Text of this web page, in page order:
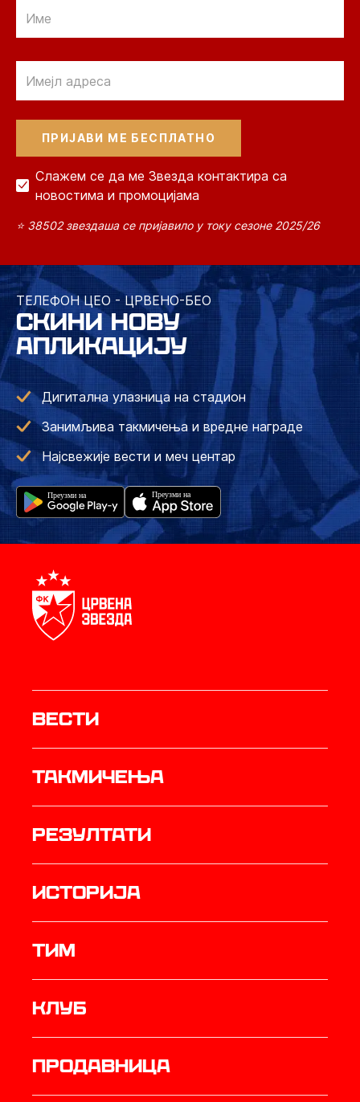
Слажем се да ме Звезда контактира са
новостима и промоцијама
⭐ 38502 звездаша се пријавило у току сезоне 2025/26
ТЕЛЕФОН ЦЕО - ЦРВЕНО-БЕО
СКИНИ НОВУ
АПЛИКАЦИЈУ
Дигитална улазница на стадион
Занимљива такмичења и вредне награде
Најсвежије вести и меч центар
Вести
Такмичења
резултати
историја
ТИМ
Клуб
продавница